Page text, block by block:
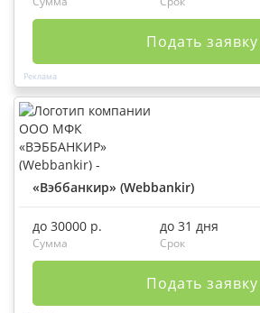
Подать заявку
«Вэббанкир» (Webbankir)
до 30000 р.
Сумма
до 31 дня
Срок
Подать заявку